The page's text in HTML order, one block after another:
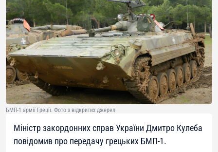
БМП-1 армії Греції. Фото з відкритих джерел
Міністр закордонних справ України Дмитро Кулеба
повідомив про передачу грецьких БМП-1.